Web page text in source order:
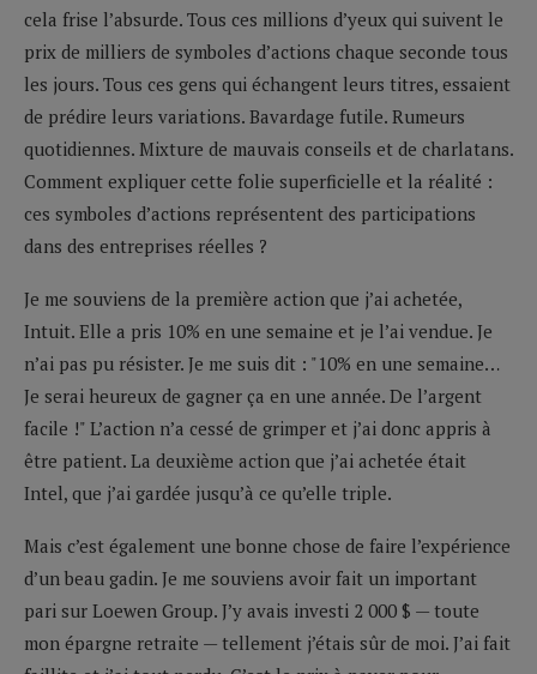
cela frise l’absurde. Tous ces millions d’yeux qui suivent le
prix de milliers de symboles d’actions chaque seconde tous
les jours. Tous ces gens qui échangent leurs titres, essaient
de prédire leurs variations. Bavardage futile. Rumeurs
quotidiennes. Mixture de mauvais conseils et de charlatans.
Comment expliquer cette folie superficielle et la réalité :
ces symboles d’actions représentent des participations
dans des entreprises réelles ?
Je me souviens de la première action que j’ai achetée,
Intuit. Elle a pris 10% en une semaine et je l’ai vendue. Je
n’ai pas pu résister. Je me suis dit : "10% en une semaine…
Je serai heureux de gagner ça en une année. De l’argent
facile !" L’action n’a cessé de grimper et j’ai donc appris à
être patient. La deuxième action que j’ai achetée était
Intel, que j’ai gardée jusqu’à ce qu’elle triple.
Mais c’est également une bonne chose de faire l’expérience
d’un beau gadin. Je me souviens avoir fait un important
pari sur Loewen Group. J’y avais investi 2 000 $ — toute
mon épargne retraite — tellement j’étais sûr de moi. J’ai fait